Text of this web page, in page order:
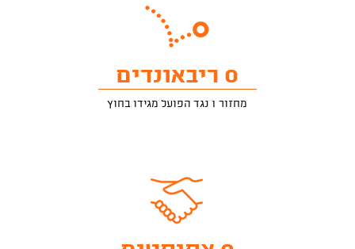
0 ריבאונדים
מחזור 1 נגד הפועל מגידו בחוץ